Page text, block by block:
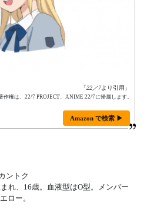
「22／7より引用」
作権は、22/7 PROJECT、ANIME 22/7に帰属します。
Amazon で検索 ▶
ントク
れ、16歳。血液型はO型。メンバー
ロー。